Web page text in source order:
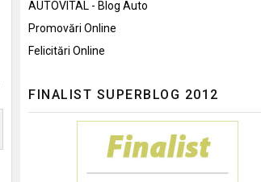
AUTOVITAL - Blog Auto
Promovări Online
Felicitări Online
FINALIST SUPERBLOG 2012